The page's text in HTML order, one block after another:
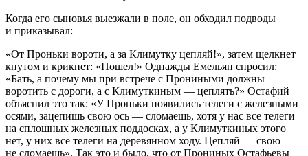
Когда его сыновья выезжали в поле, он обходил подводы
и приказывал:
«От Проньки вороти, а за Климутку цепляй!», затем щелкнет
кнутом и крикнет: «Пошел!» Однажды Емельян спросил:
«Бать, а почему мы при встрече с Прониными должны
воротить с дороги, а с Климуткиным — цеплять?» Остафий
объяснил это так: «У Проньки появились телеги с железными
осями, зацепишь свою ось — сломаешь, хотя у нас все телеги
на сплошных железных поддосках, а у Климуткиных этого
нет, у них все телеги на деревянном ходу. Цепляй — свою
не сломаешь». Так это и было, что от Прониных Остафьевы